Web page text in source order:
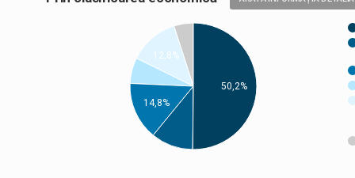
12,8%
14,8%
50,2%